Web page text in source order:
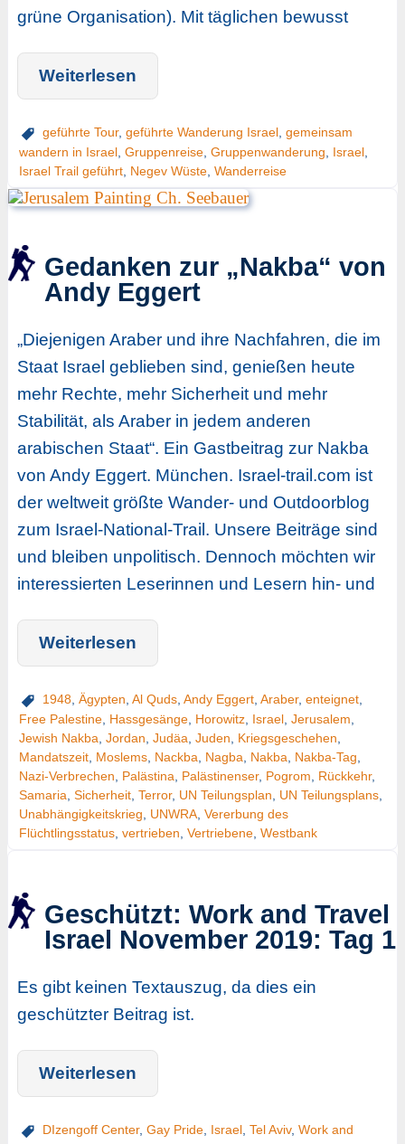
grüne Organisation). Mit täglichen bewusst
Weiterlesen
geführte Tour, geführte Wanderung Israel, gemeinsam
wandern in Israel, Gruppenreise, Gruppenwanderung Israel,
Israel Trail geführt, Negev Wüste, Wanderreise
Gedanken zur „Nakba“ von
Andy Eggert
„Diejenigen Araber und ihre Nachfahren, die im
Staat Israel geblieben sind, genießen heute
mehr Rechte, mehr Sicherheit und mehr
Stabilität, als Araber in jedem anderen
arabischen Staat“. Ein Gastbeitrag zur Nakba
von Andy Eggert. München. Israel-trail.com ist
der weltweit größte Wander- und Outdoorblog
zum Israel-National-Trail. Unsere Beiträge sind
und bleiben unpolitisch. Dennoch möchten wir
interessierten Leserinnen und Lesern hin- und
Weiterlesen
1948 Ägypten Al Quds, Andy Eggert, Araber, enteignet,
Free Palestine, Hassgesänge, Horowitz, Israel, Jerusalem
Jewish Nakba Jordan Judäa Juden Kriegsgeschehen
Mandatszeit, Moslems, Nackba Nagba Nakba Nakba-Tag
Nazi-Verbrechen
Palästina Palästinenser, Pogrom Rückkehr,
Samaria Sicherheit, Terror, UN Teilungsplan UN Teilungsplans,
Unabhängigkeitskrieg
UNWRA, Vererbung des
Flüchtlingsstatus, vertrieben Vertriebene, Westbank
Geschützt: Work and Travel
Israel November 2019: Tag 1
Es gibt keinen Textauszug, da dies ein
geschützter Beitrag ist.
Weiterlesen
DIzengoff Center, Gay Pride, Israel, Tel Aviv, Work and